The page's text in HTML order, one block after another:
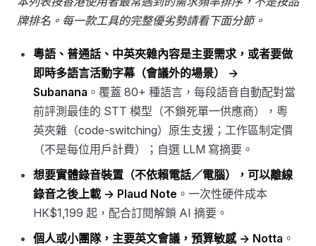
牌排名。每一款工具的完整優劣勢請看下面分節。
粵語、普通話、中英夾雜內容是主要需求，或者要做
即時多語言活動字幕（會議外的場景） →
Subanana 。覆蓋 80+ 種語言，每段語音自動配對當
前評測最佳的 STT 模型（不鎖死單一供應商），粵
英夾雜（code-switching）原生支援；工作區制定價
（不是每位用戶計費）；自選 LLM 寫摘要。
想要實體錄音裝置（不依賴電話／電腦），可以離線
錄音之後上載 → Plaud Note 。一次性硬件成本
HK$1,199 起，配合訂閱解鎖 AI 摘要。
個人或小團隊，主要英文會議，預算敏感 → Notta 。